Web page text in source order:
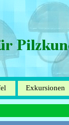
▼
Exkursionen